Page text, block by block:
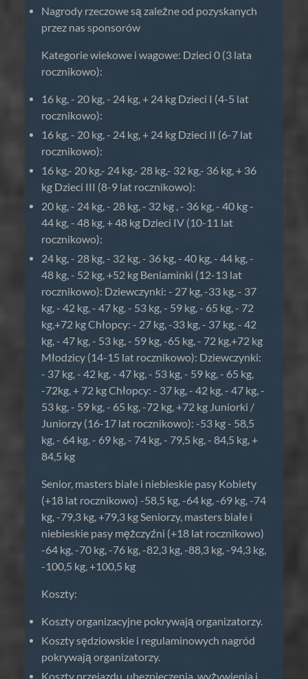
Nagrody rzeczowe są zależne od pozyskanych
przez nas sponsorów
Kategorie wiekowe i wagowe: Dzieci 0 (3 lata
rocznikowo):
16 kg, - 20 kg, - 24 kg, + 24 kg Dzieci I (4-5 lat
rocznikowo):
16 kg, - 20 kg, - 24 kg, + 24 kg Dzieci II (6-7 lat
rocznikowo):
16 kg,- 20 kg,- 24 kg,- 28 kg,- 32 kg,- 36 kg, + 36
kg Dzieci III (8-9 lat rocznikowo):
20 kg, - 24 kg, - 28 kg, - 32 kg , - 36 kg, - 40 kg -
44 kg, - 48 kg, + 48 kg Dzieci IV (10-11 lat
rocznikowo):
24 kg, - 28 kg, - 32 kg, - 36 kg, - 40 kg, - 44 kg, -
48 kg, - 52 kg, +52 kg Beniaminki (12-13 lat
rocznikowo): Dziewczynki: - 27 kg, -33 kg, - 37
kg, - 42 kg, - 47 kg, - 53 kg, - 59 kg, - 65 kg, - 72
kg,+72 kg Chłopcy: - 27 kg, -33 kg, - 37 kg, - 42
kg, - 47 kg, - 53 kg, - 59 kg, -65 kg, - 72 kg,+72 kg
Młodzicy (14-15 lat rocznikowo): Dziewczynki:
- 37 kg, - 42 kg, - 47 kg, - 53 kg, - 59 kg, - 65 kg,
-72kg, + 72 kg Chłopcy: - 37 kg, - 42 kg, - 47 kg, -
53 kg, - 59 kg, - 65 kg, -72 kg, +72 kg Juniorki /
Juniorzy (16-17 lat rocznikowo): -53 kg - 58,5
kg, - 64 kg, - 69 kg, - 74 kg, - 79,5 kg, - 84,5 kg, +
84,5 kg
Senior, masters białe i niebieskie pasy Kobiety
(+18 lat rocznikowo) -58,5 kg, -64 kg, -69 kg, -74
kg, -79,3 kg, +79,3 kg Seniorzy, masters białe i
niebieskie pasy mężczyźni (+18 lat rocznikowo)
-64 kg, -70 kg, -76 kg, -82,3 kg, -88,3 kg, -94,3 kg,
-100,5 kg, +100,5 kg
Koszty:
Koszty organizacyjne pokrywają organizatorzy.
Koszty sędziowskie i regulaminowych nagród
pokrywają organizatorzy.
Koszty przejazdu, ubezpieczenia, wyżywienia i